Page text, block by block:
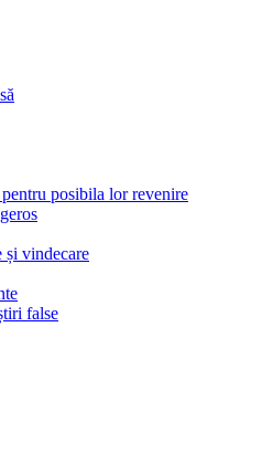
posibila lor revenire
și vindecare
false